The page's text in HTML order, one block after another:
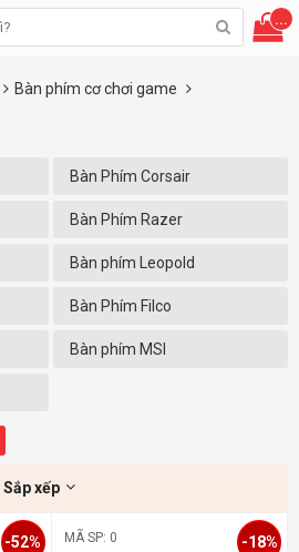
...
Bàn phím cơ chơi game
Bàn Phím Corsair
Bàn Phím Razer
Bàn phím Leopold
Bàn Phím Filco
Bàn phím MSI
Sắp xếp
-52% MÃ SP: 0 -18%